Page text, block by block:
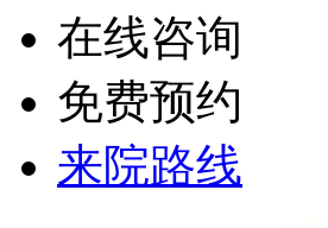
在线咨询
免费预约
来院路线